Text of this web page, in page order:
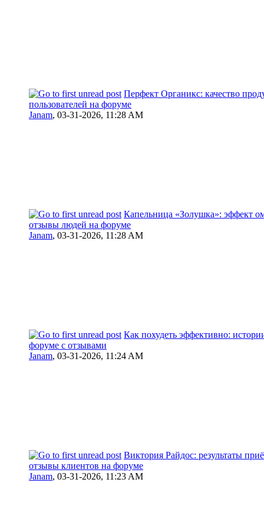
Перфект Органикс: качество
пользователей на форуме
Janam, 03-31-2026, 11:28 AM
Капельница «Золушка»: эффект
отзывы людей на форуме
Janam, 03-31-2026, 11:28 AM
Как похудеть эффективно:
форуме с отзывами
Janam, 03-31-2026, 11:24 AM
Виктория Райдос: результаты
отзывы клиентов на форуме
Janam, 03-31-2026, 11:23 AM